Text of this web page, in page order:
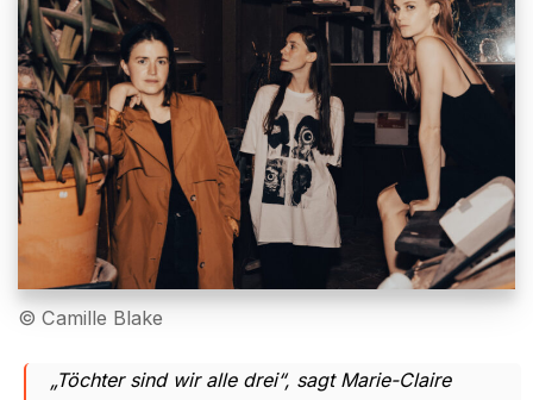
© Camille Blake
„Töchter sind wir alle drei“, sagt Marie-Claire